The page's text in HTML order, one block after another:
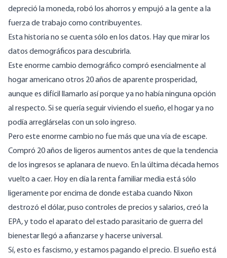
depreció la moneda, robó los ahorros y empujó a la gente a la
fuerza de trabajo como contribuyentes.
Esta historia no se cuenta sólo en los datos. Hay que mirar los
datos demográficos para descubrirla.
Este enorme cambio demográfico compró esencialmente al
hogar americano otros 20 años de aparente prosperidad,
aunque es difícil llamarlo así porque ya no había ninguna opción
al respecto. Si se quería seguir viviendo el sueño, el hogar ya no
podía arreglárselas con un solo ingreso.
Pero este enorme cambio no fue más que una vía de escape.
Compró 20 años de ligeros aumentos antes de que la tendencia
de los ingresos se aplanara de nuevo. En la última década hemos
vuelto a caer. Hoy en día la renta familiar media está sólo
ligeramente por encima de donde estaba cuando Nixon
destrozó el dólar, puso controles de precios y salarios, creó la
EPA, y todo el aparato del estado parasitario de guerra del
bienestar llegó a afianzarse y hacerse universal.
Sí, esto es fascismo, y estamos pagando el precio. El sueño está